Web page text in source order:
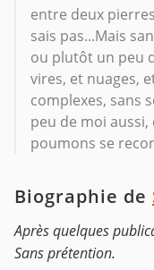
entre deux
sais pas...Mais
ou plutôt un peu
vires, et nuages,
complexes, sans
peu de moi
poumons se
Biographie de
Après quelques
Sans prétention.